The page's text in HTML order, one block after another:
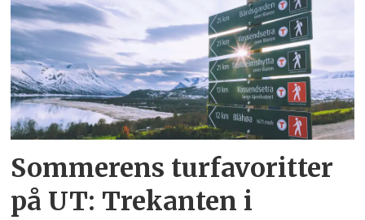
Sommerens turfavoritter
på UT: Trekanten i